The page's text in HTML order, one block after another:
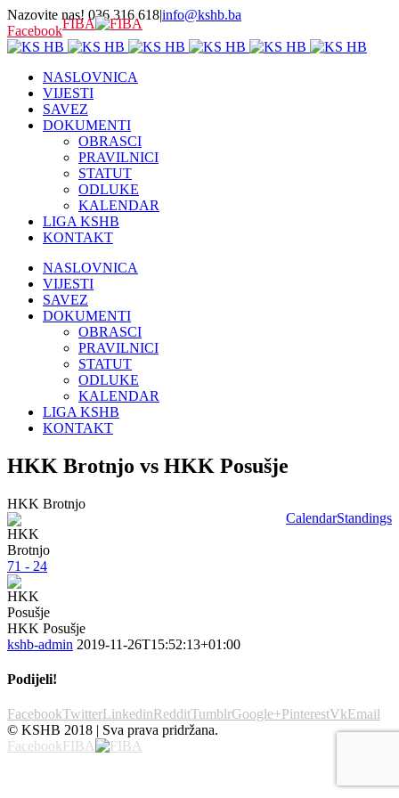
Nazovite nas! 036 316 618|info@kshb.ba
FacebookFIBA
NASLOVNICA
VIJESTI
SAVEZ
DOKUMENTI
OBRASCI
PRAVILNICI
STATUT
ODLUKE
KALENDAR
LIGA KSHB
KONTAKT
NASLOVNICA
VIJESTI
SAVEZ
DOKUMENTI
OBRASCI
PRAVILNICI
STATUT
ODLUKE
KALENDAR
LIGA KSHB
KONTAKT
HKK Brotnjo vs HKK Posušje
CalendarStandings
HKK Brotnjo
71 - 24
HKK Posušje
kshb-admin 2019-11-26T15:52:13+01:00
Podijeli!
FacebookTwitterLinkedinRedditTumblrGoogle+PinterestVkEmail
© KSHB 2018 | Sva prava pridržana.
FacebookFIBA